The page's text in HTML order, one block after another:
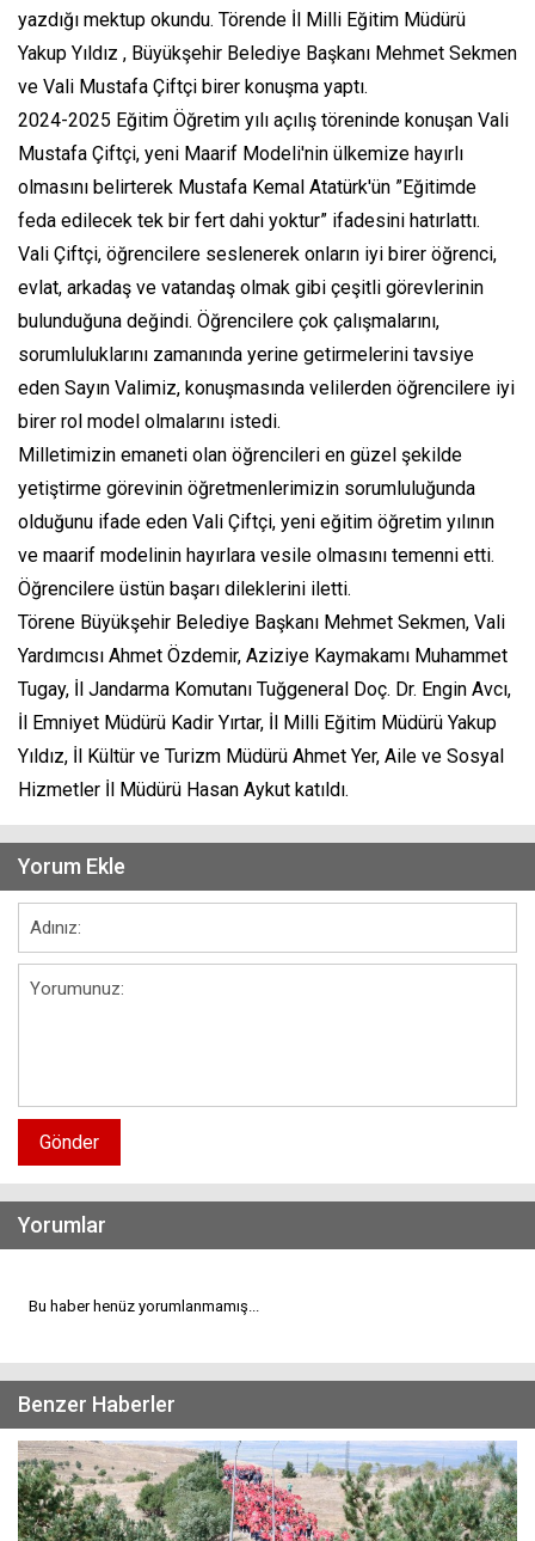
yazdığı mektup okundu. Törende İl Milli Eğitim Müdürü
Yakup Yıldız , Büyükşehir Belediye Başkanı Mehmet Sekmen
ve Vali Mustafa Çiftçi birer konuşma yaptı.
2024-2025 Eğitim Öğretim yılı açılış töreninde konuşan Vali
Mustafa Çiftçi, yeni Maarif Modeli'nin ülkemize hayırlı
olmasını belirterek Mustafa Kemal Atatürk'ün ”Eğitimde
feda edilecek tek bir fert dahi yoktur” ifadesini hatırlattı.
Vali Çiftçi, öğrencilere seslenerek onların iyi birer öğrenci,
evlat, arkadaş ve vatandaş olmak gibi çeşitli görevlerinin
bulunduğuna değindi. Öğrencilere çok çalışmalarını,
sorumluluklarını zamanında yerine getirmelerini tavsiye
eden Sayın Valimiz, konuşmasında velilerden öğrencilere iyi
birer rol model olmalarını istedi.
Milletimizin emaneti olan öğrencileri en güzel şekilde
yetiştirme görevinin öğretmenlerimizin sorumluluğunda
olduğunu ifade eden Vali Çiftçi, yeni eğitim öğretim yılının
ve maarif modelinin hayırlara vesile olmasını temenni etti.
Öğrencilere üstün başarı dileklerini iletti.
Törene Büyükşehir Belediye Başkanı Mehmet Sekmen, Vali
Yardımcısı Ahmet Özdemir, Aziziye Kaymakamı Muhammet
Tugay, İl Jandarma Komutanı Tuğgeneral Doç. Dr. Engin Avcı,
İl Emniyet Müdürü Kadir Yırtar, İl Milli Eğitim Müdürü Yakup
Yıldız, İl Kültür ve Turizm Müdürü Ahmet Yer, Aile ve Sosyal
Hizmetler İl Müdürü Hasan Aykut katıldı.
Yorum Ekle
Gönder
Yorumlar
Bu haber henüz yorumlanmamış...
Benzer Haberler